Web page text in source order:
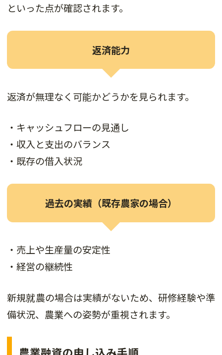
といった点が確認されます。
返済能力
返済が無理なく可能かどうかを見られます。
・キャッシュフローの見通し
・収入と支出のバランス
・既存の借入状況
過去の実績（既存農家の場合）
・売上や生産量の安定性
・経営の継続性
新規就農の場合は実績がないため、研修経験や準
備状況、農業への姿勢が重視されます。